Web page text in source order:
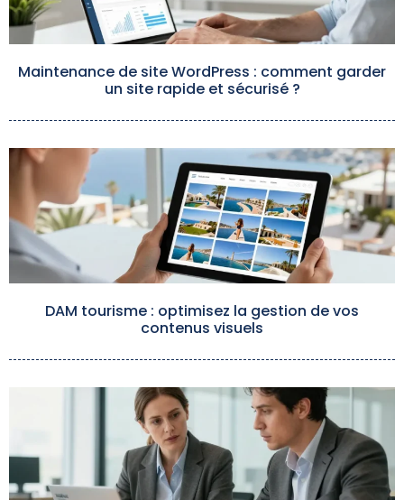
Maintenance de site WordPress : comment garder
un site rapide et sécurisé ?
DAM tourisme : optimisez la gestion de vos
contenus visuels